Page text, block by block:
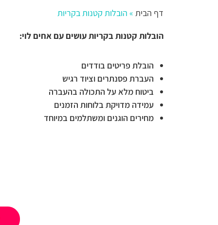
דף הבית » הובלות קטנות בקריות
הובלות קטנות בקריות עושים עם אחים לוי:
הובלת פריטים בודדים
העברת פסנתרים וציוד רגיש
ביטוח מלא על התכולה בהעברה
עמידה מדויקת בלוחות הזמנים
מחירים הוגנים ומשתלמים במיוחד